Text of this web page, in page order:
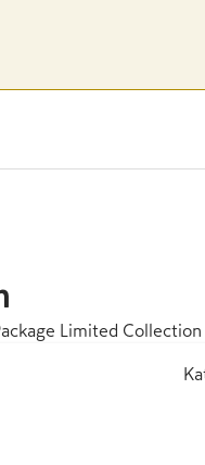
Limited Collection